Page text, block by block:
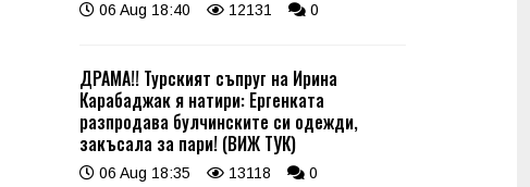
06 Aug 18:40 12131 0
ДРАМА!! Турският съпруг на Ирина
Карабаджак я натири: Ергенката
разпродава булчинските си одежди,
закъсала за пари! (ВИЖ ТУК)
06 Aug 18:35 13118 0